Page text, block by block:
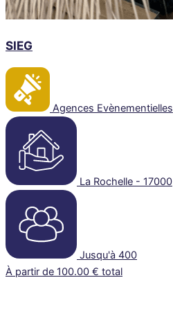
SIEG
Agences Evènementielles
La Rochelle - 17000
Jusqu'à 400
À partir de 100.00 € total